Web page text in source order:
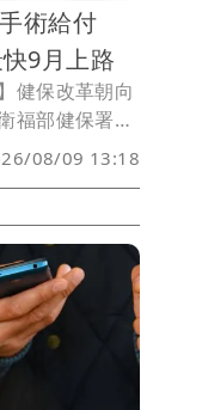
術給付
9月上路
健保改革朝向
福部健保署宣
項重症外科手
經外科、骨
望讓高難度、
得更合理報
醫療的意願，
08/09 13:18